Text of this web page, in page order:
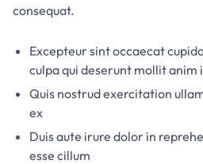
consequat.
Excepteur sint occaecat
culpa qui deserunt mollit anim
Quis nostrud exercitation
ex
Duis aute irure dolor in
esse cillum